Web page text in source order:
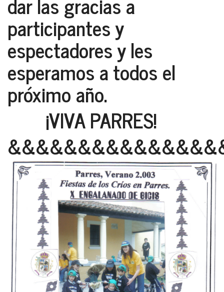
participantes y
espectadores y les
esperamos a todos el
próximo año.
¡VIVA PARRES!